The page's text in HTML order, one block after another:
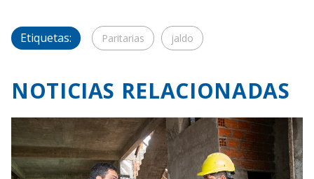
Etiquetas: Paritarias jaldo
NOTICIAS RELACIONADAS